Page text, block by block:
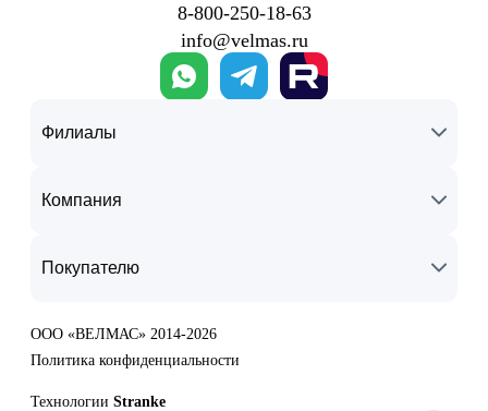
8‑800‑250‑18‑63
info@velmas.ru
Филиалы
Компания
Покупателю
ООО «ВЕЛМАС» 2014-2026
Политика конфиденциальности
Технологии Stranke